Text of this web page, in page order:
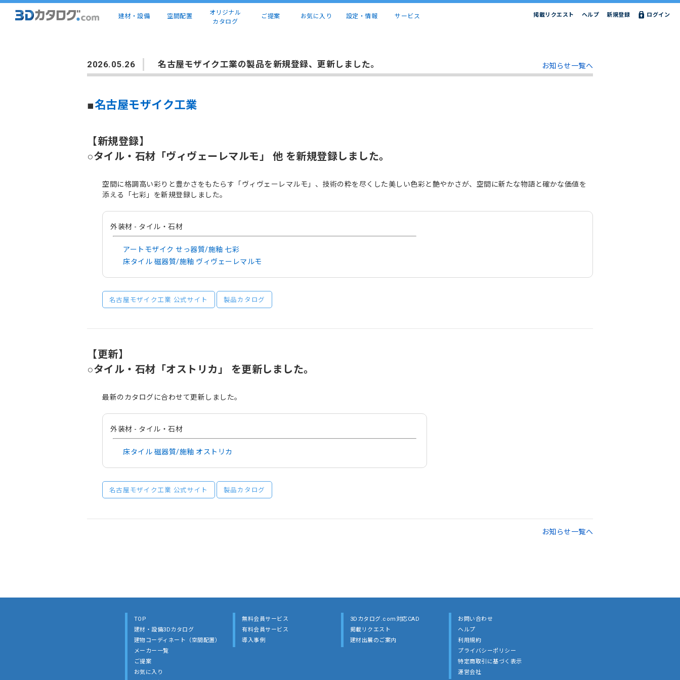
建材・設備 空間配置
オリジナル
カタログ
ご提案 お気に入り 設定・情報 サービス ログイン
新規登録
ヘルプ
掲載リクエスト
2026.05.26 名古屋モザイク工業の製品を新規登録、更新しました。 お知らせ一覧へ
■名古屋モザイク工業
【新規登録】
○タイル・石材「ヴィヴェーレマルモ」 他 を新規登録しました。
空間に格調高い彩りと豊かさをもたらす「ヴィヴェーレマルモ」、技術の粋を尽くした美しい色彩と艶やかさが、空間に新たな物語と確かな価値を
添える「七彩」を新規登録しました。
外装材 - タイル・石材
アートモザイク せっ器質/施釉 七彩
床タイル 磁器質/施釉 ヴィヴェーレマルモ
名古屋モザイク工業 公式サイト 製品カタログ
【更新】
○タイル・石材「オストリカ」 を更新しました。
最新のカタログに合わせて更新しました。
外装材 - タイル・石材
床タイル 磁器質/施釉 オストリカ
名古屋モザイク工業 公式サイト 製品カタログ
お知らせ一覧へ
TOP
建材・設備3Dカタログ
建物コーディネート（空間配置）
メーカー一覧
ご提案
お気に入り
無料会員サービス
有料会員サービス
導入事例
3Dカタログ.com対応CAD
掲載リクエスト
建材出展のご案内
お問い合わせ
ヘルプ
利用規約
プライバシーポリシー
特定商取引に基づく表示
運営会社